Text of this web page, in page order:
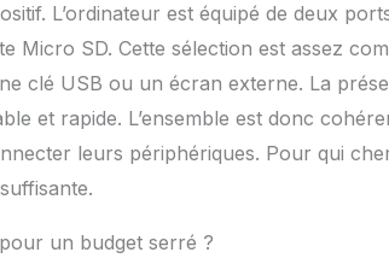
L’ordinateur est équipé de deux
Micro SD. Cette sélection est assez
clé USB ou un écran externe. La
et rapide. L’ensemble est donc
leurs périphériques. Pour qui
un budget serré ?